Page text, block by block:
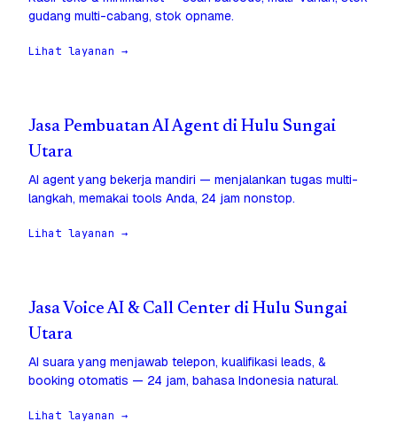
gudang multi-cabang, stok opname.
Lihat layanan →
Jasa Pembuatan AI Agent di Hulu Sungai
Utara
AI agent yang bekerja mandiri — menjalankan tugas multi-
langkah, memakai tools Anda, 24 jam nonstop.
Lihat layanan →
Jasa Voice AI & Call Center di Hulu Sungai
Utara
AI suara yang menjawab telepon, kualifikasi leads, &
booking otomatis — 24 jam, bahasa Indonesia natural.
Lihat layanan →